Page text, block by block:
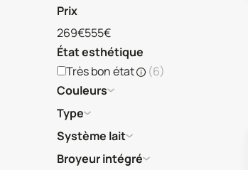
Prix
269€555€
État esthétique
Très bon état
(6)
Couleurs
Type
Système lait
Broyeur intégré